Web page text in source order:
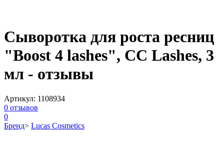
Сыворотка для роста ресниц
"Boost 4 lashes", CC Lashes, 3
мл - отзывы
Артикул: 1108934
0 отзывов
0
Бренд> Lucas Cosmetics